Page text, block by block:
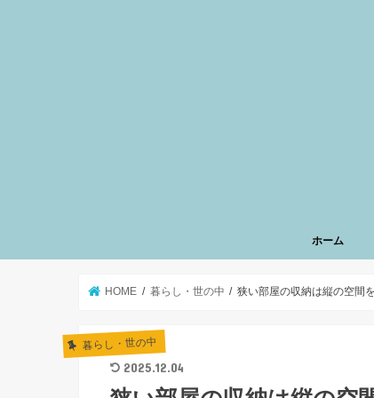
ホーム
HOME 暮らし・世の中 狭い部屋の収納は縦の空間
暮らし・世の中
2025.12.04